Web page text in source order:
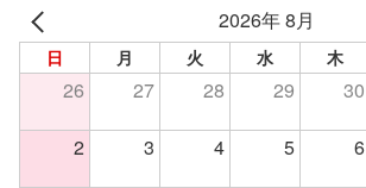
2026年 8月
日 月 火 水 木
26 27 28 29 30
2 3 4 5 6